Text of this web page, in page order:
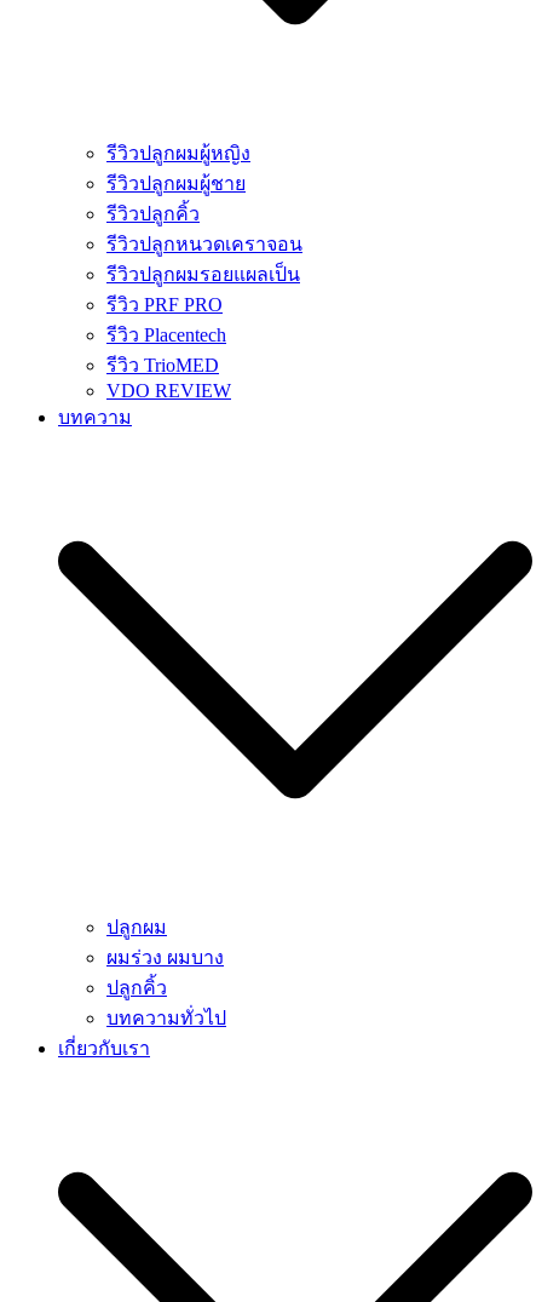
รีวิวปลูกผมผู้หญิง
รีวิวปลูกผมผู้ชาย
รีวิวปลูกคิ้ว
รีวิวปลูกหนวดเคราจอน
รีวิวปลูกผมรอยแผลเป็น
รีวิว PRF PRO
รีวิว Placentech
รีวิว TrioMED
VDO REVIEW
บทความ
ปลูกผม
ผมร่วง ผมบาง
ปลูกคิ้ว
บทความทั่วไป
เกี่ยวกับเรา